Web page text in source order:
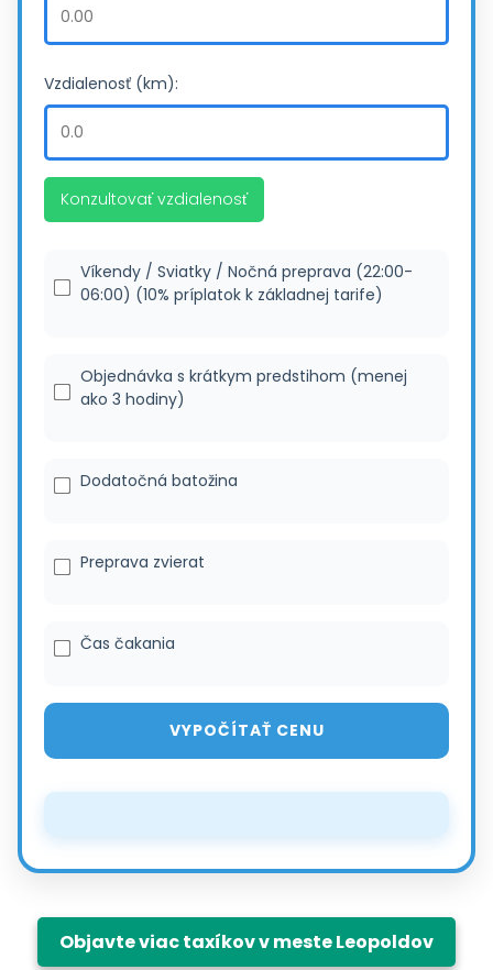
Vzdialenosť (km):
Konzultovať vzdialenosť
Víkendy / Sviatky / Nočná preprava (22:00-
06:00) (10% príplatok k základnej tarife)
Objednávka s krátkym predstihom (menej
ako 3 hodiny)
Dodatočná batožina
Preprava zvierat
Čas čakania
VYPOČÍTAŤ CENU
Objavte viac taxíkov v meste Leopoldov